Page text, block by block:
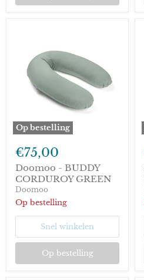
Op bestelling
BUDDY
CORDUROY
GREEN
€75,00
Doomoo - BUDDY
CORDUROY GREEN
Doomoo
Op bestelling
Snel winkelen
Op bestelling